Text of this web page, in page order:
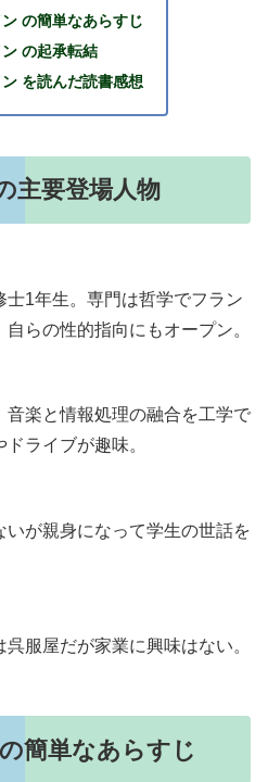
の簡単なあらすじ
の起承転結
を読んだ読書感想
主要登場人物
1年生。専門は哲学でフラン
らの性的指向にもオープン。
楽と情報処理の融合を工学で
ライブが趣味。
が親身になって学生の世話を
服屋だが家業に興味はない。
簡単なあらすじ